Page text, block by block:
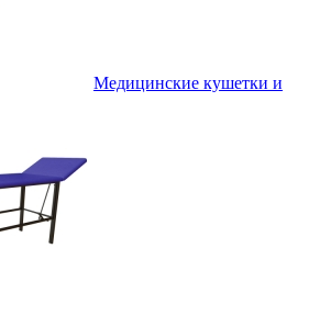
Медицинские кушетки и